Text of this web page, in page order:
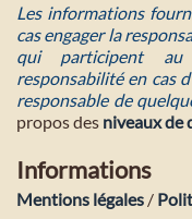
Les informations
cas engager la
qui participent au
responsabilité en cas
responsable de
propos des niveaux de
Informations
Mentions légales /